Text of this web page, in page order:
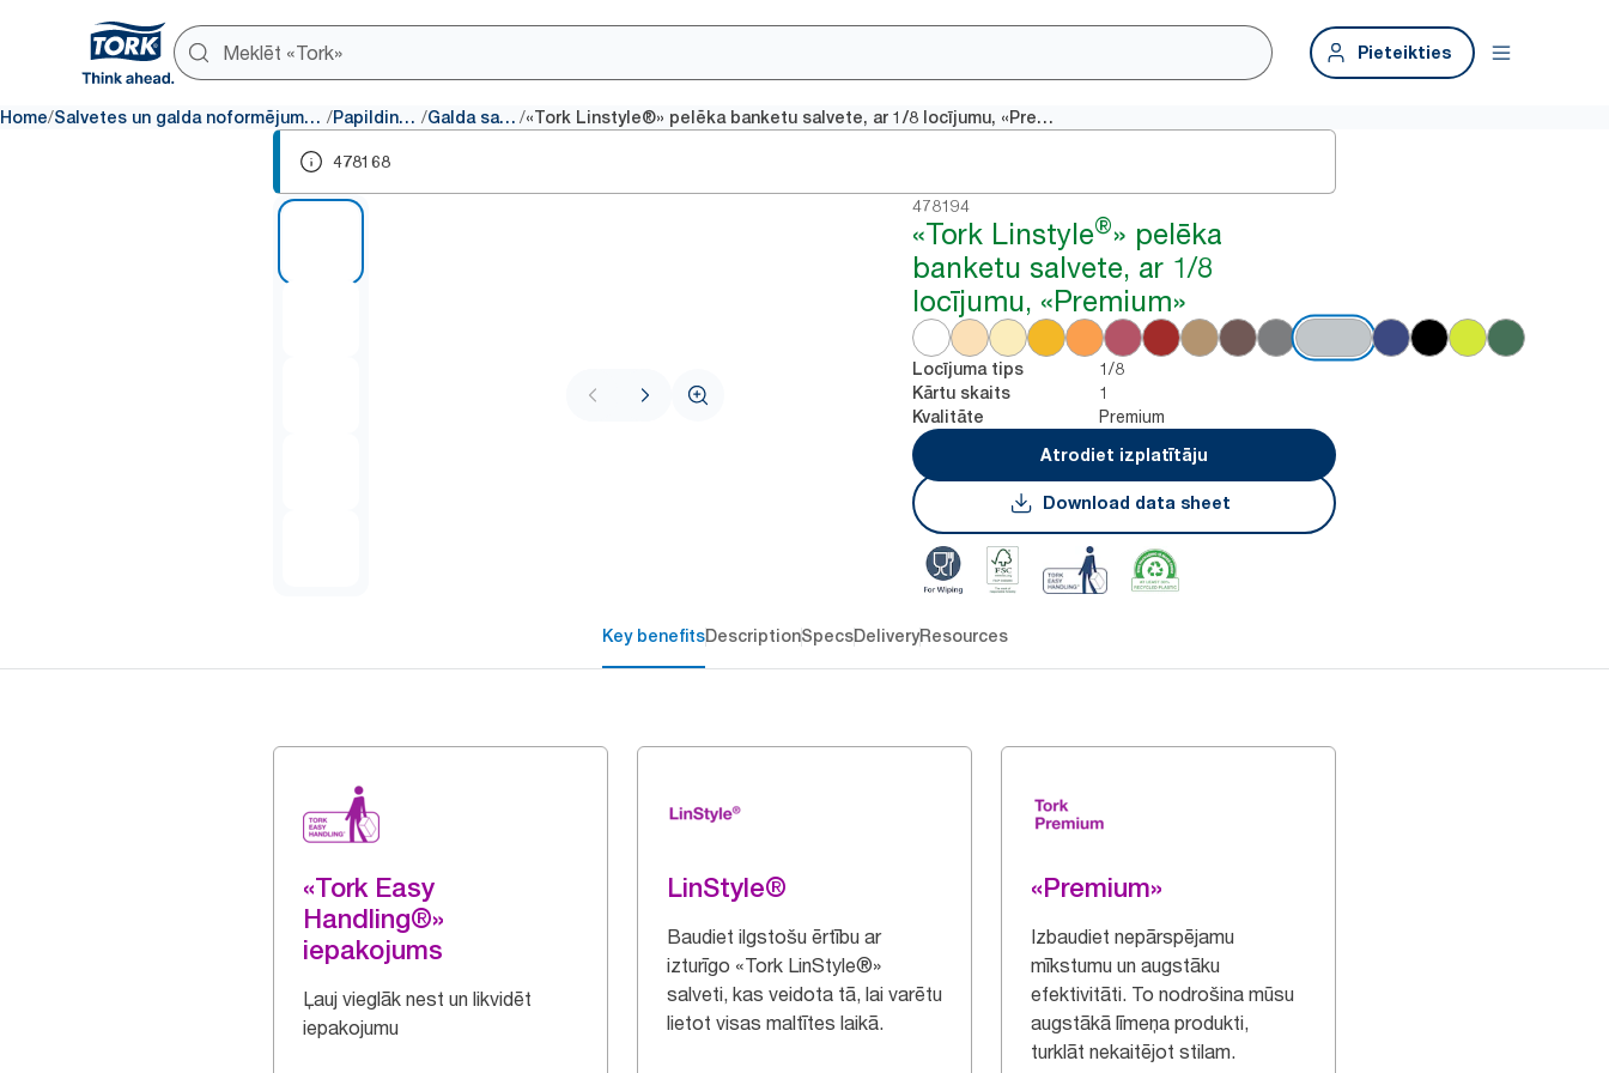
Pieteikties
Home/ Salvetes un galda noformējuma produkti / Papildinājumi / Galda salvete / «Tork Linstyle®» pelēka banketu salvete, ar 1/8 locījumu, «Premium»
478168
478194
«Tork Linstyle®» pelēka
banketu salvete, ar 1/8
locījumu, «Premium»
Locījuma tips 1/8
Kārtu skaits 1
Kvalitāte
Premium
Atrodiet izplatītāju
Download data sheet
Key benefitsDescriptionSpecsDeliveryResources
«Tork Easy
Handling®»
iepakojums
Ļauj vieglāk nest un likvidēt
iepakojumu
LinStyle®
Baudiet ilgstošu ērtību ar
izturīgo «Tork LinStyle®»
salveti, kas veidota tā, lai varētu
lietot visas maltītes laikā.
«Premium»
Izbaudiet nepārspējamu
mīkstumu un augstāku
efektivitāti. To nodrošina mūsu
augstākā līmeņa produkti,
turklāt nekaitējot stilam.